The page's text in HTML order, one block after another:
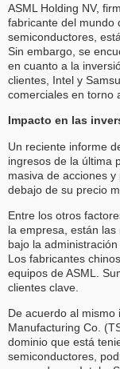
ASML Holding NV,
fabricante del mundo
semiconductores,
Sin embargo, se
en cuanto a la
clientes, Intel y
comerciales en torno
Impacto en las
Un reciente informe
ingresos de la última
masiva de acciones
debajo de su precio
Entre los otros
la empresa, están
bajo la
Los fabricantes
equipos de ASML.
clientes clave.
De acuerdo al mismo
Manufacturing Co.
dominio que está
semiconductores,